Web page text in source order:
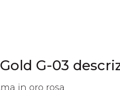
G-03
in oro rosa